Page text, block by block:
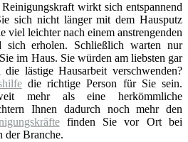
wirkt sich entspannend
sich nicht länger mit dem Hausputz
viel leichter nach einem anstrengenden
sich erholen. Schließlich warten nur
im Haus. Sie würden am liebsten gar
lästige Hausarbeit verschwenden?
die richtige Person für Sie sein.
mehr als eine herkömmliche
Ihnen dadurch noch mehr den
finden Sie vor Ort bei
der Branche.